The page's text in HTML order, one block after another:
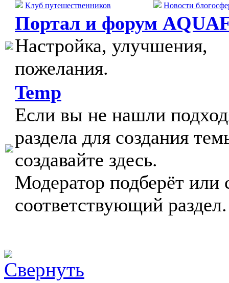
Клуб путешественников
Новости
Портал и форум
Настройка, улучшения,
пожелания.
Temp
Если вы не нашли
раздела для создания
создавайте здесь.
Модератор подберёт или
соответствующий раздел.